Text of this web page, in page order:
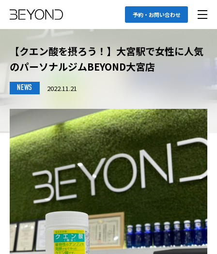
予約・お問い合わせ
【クエン酸を摂ろう！】大宮駅で女性に人気
のパーソナルジムBEYOND大宮店
NEWS 2022.11.21